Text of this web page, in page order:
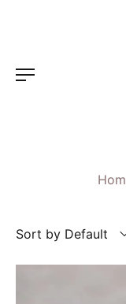
Sort by Default